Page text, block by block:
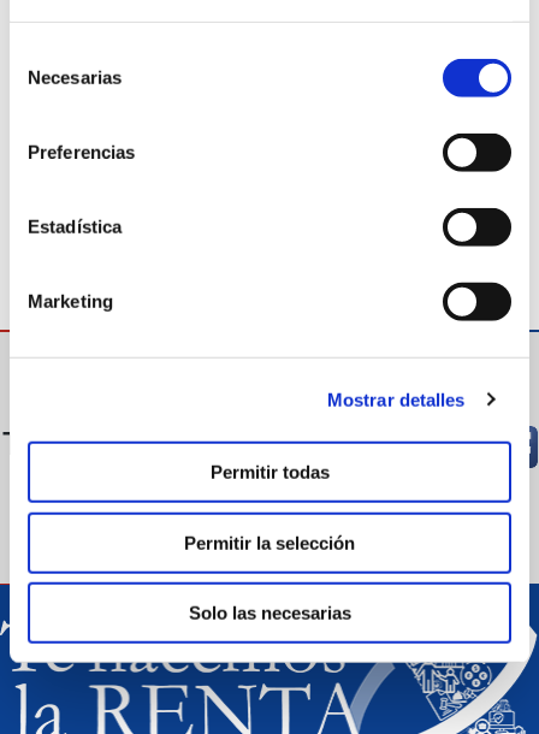
Necesarias
Preferencias
Estadística
Marketing
Mostrar detalles
Permitir todas
Permitir la selección
Solo las necesarias
Hasta la declaración presentada en 2022 y que
obligados a presentar declaración quienes obtenían
en…
2min. lectura
TAMBIÉN PUEDES SEGUIRNOS EN
@pirisagi